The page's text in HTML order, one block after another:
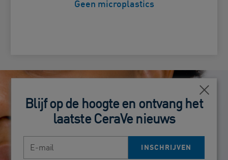
Geen microplastics
Blijf op de hoogte en ontvang het
laatste CeraVe nieuws
INSCHRIJVEN
Blijf op de hoogte en ontvang het
laatste CeraVe nieuws
INSCHRIJVEN